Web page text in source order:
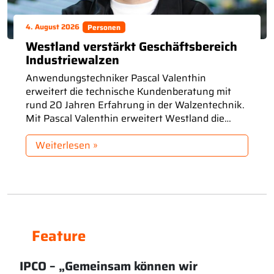
4. August 2026 Personen
Westland verstärkt Geschäftsbereich
Industriewalzen
Anwendungstechniker Pascal Valenthin
erweitert die technische Kundenberatung mit
rund 20 Jahren Erfahrung in der Walzentechnik.
Mit Pascal Valenthin erweitert Westland die
Anwendungstechnik und den Vertrieb im
Geschäftsbereich Industriewalzen. Mit rund 20
Jahren Erfahrung in der Walzentechnik
Funktionswalzen und stärkt den technischen
Weiterlesen »
Feature
IPCO – „Gemeinsam können wir